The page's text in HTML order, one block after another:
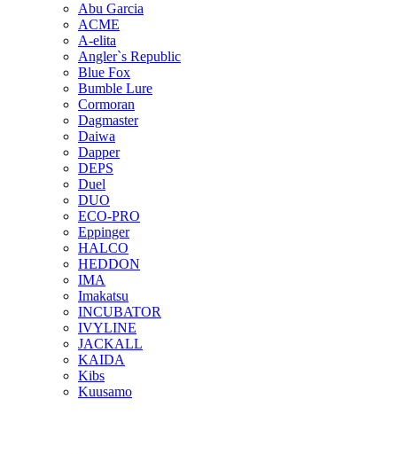
Abu Garcia
ACME
A-elita
Angler`s Republic
Blue Fox
Bumble Lure
Cormoran
Dagmaster
Daiwa
Dapper
DEPS
Duel
DUO
ECO-PRO
Eppinger
HALCO
HEDDON
IMA
Imakatsu
INCUBATOR
IVYLINE
JACKALL
KAIDA
Kibs
Kuusamo